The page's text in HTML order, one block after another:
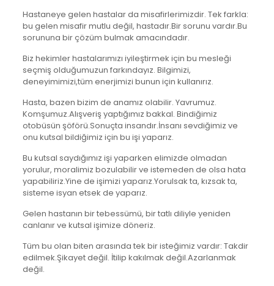
Hastaneye gelen hastalar da misafirlerimizdir. Tek farkla:
bu gelen misafir mutlu değil, hastadır.Bir sorunu vardır.Bu
sorununa bir çözüm bulmak amacındadır.
Biz hekimler hastalarımızı iyileştirmek için bu mesleği
seçmiş olduğumuzun farkındayız. Bilgimizi,
deneyimimizi,tüm enerjimizi bunun için kullanırız.
Hasta, bazen bizim de anamız olabilir. Yavrumuz.
Komşumuz.Alışveriş yaptığımız bakkal. Bindiğimiz
otobüsün şöförü.Sonuçta insandır.İnsanı sevdiğimiz ve
onu kutsal bildiğimiz için bu işi yaparız.
Bu kutsal saydığımız işi yaparken elimizde olmadan
yorulur, moralimiz bozulabilir ve istemeden de olsa hata
yapabiliriz.Yine de işimizi yaparız.Yorulsak ta, kızsak ta,
sisteme isyan etsek de yaparız.
Gelen hastanın bir tebessümü, bir tatlı diliyle yeniden
canlanır ve kutsal işimize döneriz.
Tüm bu olan biten arasında tek bir isteğimiz vardır: Takdir
edilmek.Şikayet değil. İtilip kakılmak değil.Azarlanmak
değil.